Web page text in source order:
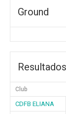
Ground
Resultados
Club
CDFB ELIANA